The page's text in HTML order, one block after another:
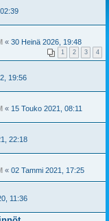
« 30 Heinä 2026, 19:48
1 2 3 4
19:56
« 15 Touko 2021, 08:11
22:18
« 02 Tammi 2021, 17:25
11:36